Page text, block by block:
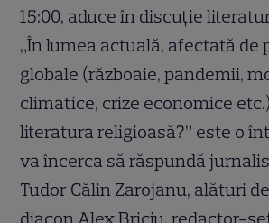
15:00, aduce în discuție
„În lumea actuală, afectată de
globale (războaie, pandemii,
climatice, crize economice
literatura religioasă?” este o
va încerca să răspundă
Tudor Călin Zarojanu, alături